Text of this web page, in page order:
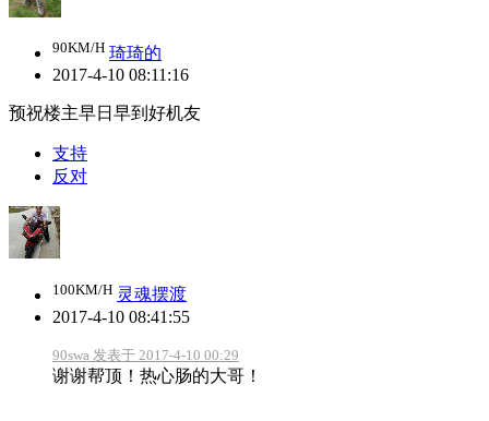
90KM/H 琦琦的
2017-4-10 08:11:16
预祝楼主早日早到好机友
支持
反对
100KM/H 灵魂摆渡
2017-4-10 08:41:55
90swa 发表于 2017-4-10 00:29
谢谢帮顶！热心肠的大哥！